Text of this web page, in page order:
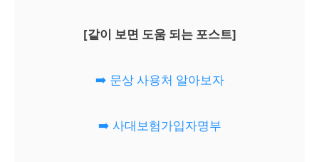
[같이 보면 도움 되는 포스트]
➡️ 문상 사용처 알아보자
➡️ 사대보험가입자명부